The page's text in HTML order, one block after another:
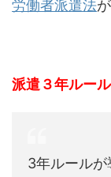
労働者派遣法
派遣３年ルー
3年ルール